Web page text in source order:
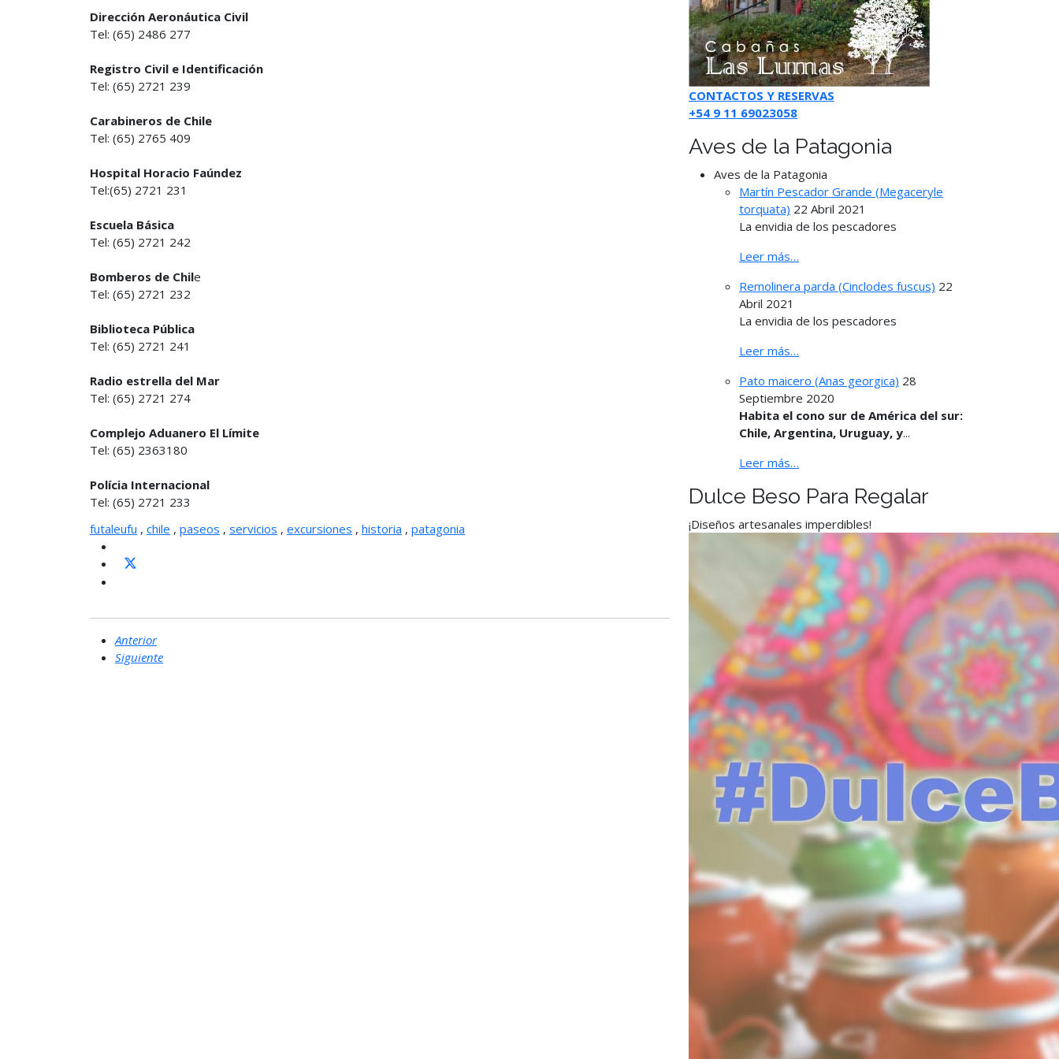
Dirección Aeronáutica Civil
Tel: (65) 2486 277
Registro Civil e Identificación
Tel: (65) 2721 239
Carabineros de Chile
Tel: (65) 2765 409
Hospital Horacio Faúndez
Tel:(65) 2721 231
Escuela Básica
Tel: (65) 2721 242
Bomberos de Chile
Tel: (65) 2721 232
Biblioteca Pública
Tel: (65) 2721 241
Radio estrella del Mar
Tel: (65) 2721 274
Complejo Aduanero El Límite
Tel: (65) 2363180
Polícia Internacional
Tel: (65) 2721 233
futaleufu , chile , paseos , servicios , excursiones , historia , patagonia
Anterior
Siguiente
CONTACTOS Y RESERVAS
+54 9 11 69023058
Aves de la Patagonia
Aves de la Patagonia
Martín Pescador Grande (Megaceryle
torquata) 22 Abril 2021
La envidia de los pescadores
Leer más…
Remolinera parda (Cinclodes fuscus) 22
Abril 2021
La envidia de los pescadores
Leer más…
Pato maicero (Anas georgica) 28
Septiembre 2020
Habita el cono sur de América del sur:
Chile, Argentina, Uruguay, y...
Leer más…
Dulce Beso Para Regalar
¡Diseños artesanales imperdibles!